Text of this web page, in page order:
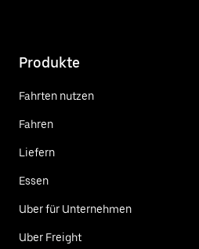
Produkte
Fahrten nutzen
Fahren
Liefern
Essen
Uber für Unternehmen
Uber Freight